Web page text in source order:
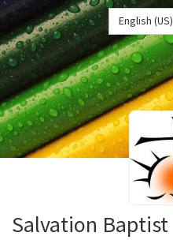
English (US)
Salvation Baptist